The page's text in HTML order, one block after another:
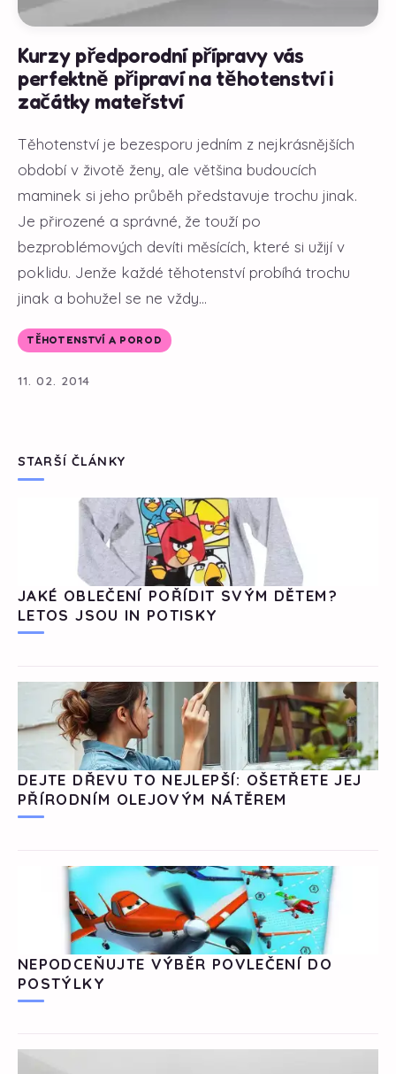
Kurzy předporodní přípravy vás
perfektně připraví na těhotenství i
začátky mateřství
Těhotenství je bezesporu jedním z nejkrásnějších
období v životě ženy, ale většina budoucích
maminek si jeho průběh představuje trochu jinak.
Je přirozené a správné, že touží po
bezproblémových devíti měsících, které si užijí v
poklidu. Jenže každé těhotenství probíhá trochu
jinak a bohužel se ne vždy...
TĚHOTENSTVÍ A POROD
11. 02. 2014
STARŠÍ ČLÁNKY
JAKÉ OBLEČENÍ POŘÍDIT SVÝM DĚTEM?
LETOS JSOU IN POTISKY
DEJTE DŘEVU TO NEJLEPŠÍ: OŠETŘETE JEJ
PŘÍRODNÍM OLEJOVÝM NÁTĚREM
NEPODCEŇUJTE VÝBĚR POVLEČENÍ DO
POSTÝLKY